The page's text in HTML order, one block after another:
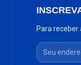
Para receber
Seu